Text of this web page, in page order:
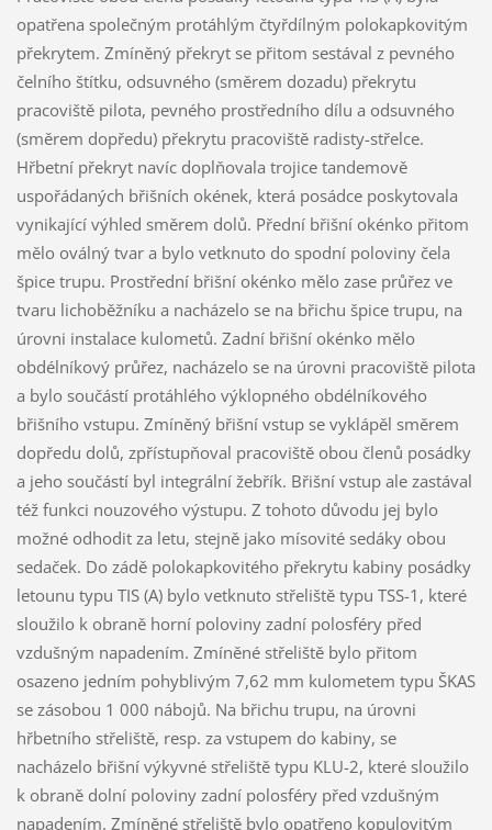
opatřena společným protáhlým čtyřdílným polokapkovitým
překrytem. Zmíněný překryt se přitom sestával z pevného
čelního štítku, odsuvného (směrem dozadu) překrytu
pracoviště pilota, pevného prostředního dílu a odsuvného
(směrem dopředu) překrytu pracoviště radisty-střelce.
Hřbetní překryt navíc doplňovala trojice tandemově
uspořádaných břišních okének, která posádce poskytovala
vynikající výhled směrem dolů. Přední břišní okénko přitom
mělo oválný tvar a bylo vetknuto do spodní poloviny čela
špice trupu. Prostřední břišní okénko mělo zase průřez ve
tvaru lichoběžníku a nacházelo se na břichu špice trupu, na
úrovni instalace kulometů. Zadní břišní okénko mělo
obdélníkový průřez, nacházelo se na úrovni pracoviště pilota
a bylo součástí protáhlého výklopného obdélníkového
břišního vstupu. Zmíněný břišní vstup se vyklápěl směrem
dopředu dolů, zpřístupňoval pracoviště obou členů posádky
a jeho součástí byl integrální žebřík. Břišní vstup ale zastával
též funkci nouzového výstupu. Z tohoto důvodu jej bylo
možné odhodit za letu, stejně jako mísovité sedáky obou
sedaček. Do zádě polokapkovitého překrytu kabiny posádky
letounu typu TIS (A) bylo vetknuto střeliště typu TSS-1, které
sloužilo k obraně horní poloviny zadní polosféry před
vzdušným napadením. Zmíněné střeliště bylo přitom
osazeno jedním pohyblivým 7,62 mm kulometem typu ŠKAS
se zásobou 1 000 nábojů. Na břichu trupu, na úrovni
hřbetního střeliště, resp. za vstupem do kabiny, se
nacházelo břišní výkyvné střeliště typu KLU-2, které sloužilo
k obraně dolní poloviny zadní polosféry před vzdušným
napadením. Zmíněné střeliště bylo opatřeno kopulovitým